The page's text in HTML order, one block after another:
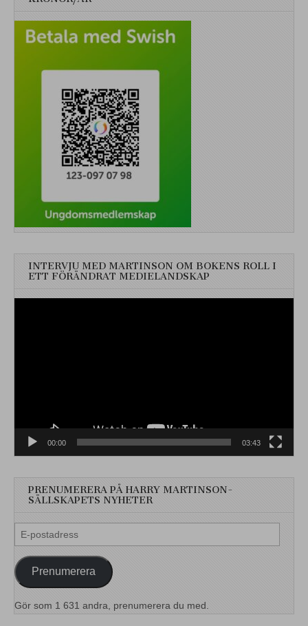
INTERVJU MED MARTINSON OM BOKENS ROLL I
ETT FÖRÄNDRAT MEDIELANDSKAP
00:00 03:43
PRENUMERERA PÅ HARRY MARTINSON-
SÄLLSKAPETS NYHETER
E-
postadress
Prenumerera
Gör som 1 631 andra, prenumerera du med.